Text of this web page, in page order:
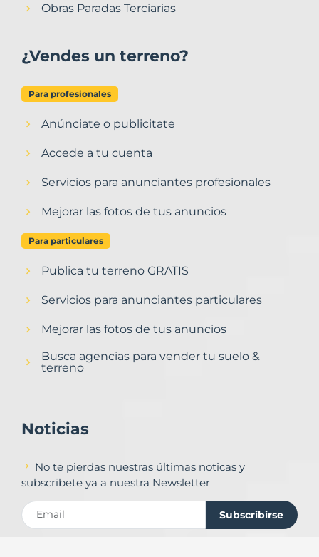
Obras Paradas Terciarias
¿Vendes un terreno?
Para profesionales
Anúnciate o publicitate
Accede a tu cuenta
Servicios para anunciantes profesionales
Mejorar las fotos de tus anuncios
Para particulares
Publica tu terreno GRATIS
Servicios para anunciantes particulares
Mejorar las fotos de tus anuncios
Busca agencias para vender tu suelo &
terreno
Noticias
No te pierdas nuestras últimas noticas y
subscribete ya a nuestra Newsletter
Subscribirse